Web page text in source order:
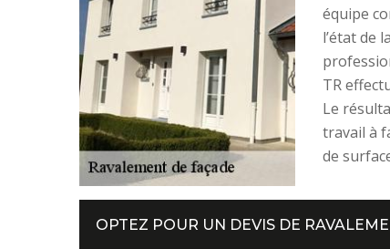
équipe
l’état de
TR
Le
travail à
de
OPTEZ POUR UN DEVIS DE